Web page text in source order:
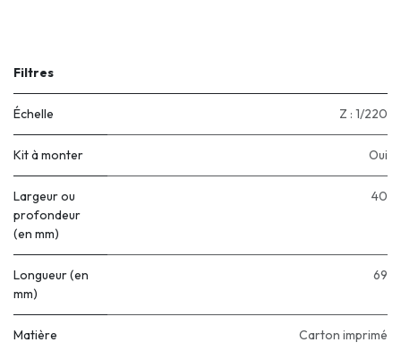
Filtres
Échelle Z : 1/220
Kit à monter Oui
Largeur ou
profondeur
(en mm)
40
Longueur (en
mm)
69
Matière Carton imprimé